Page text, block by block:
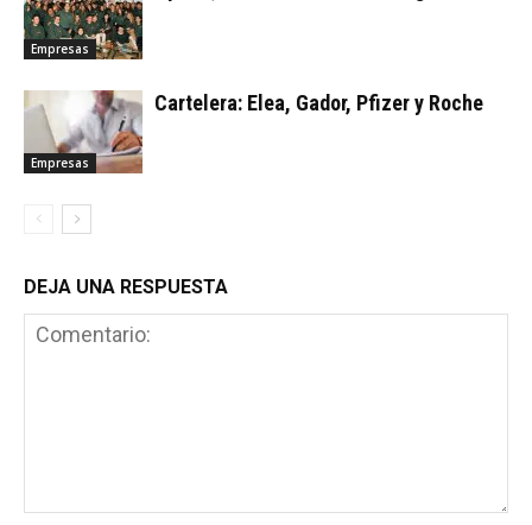
Empresas
Empresas
Cartelera: Elea, Gador, Pfizer y Roche
DEJA UNA RESPUESTA